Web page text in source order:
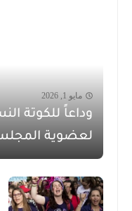
مايو 1, 2026
وداعاً للكوتة
لعضوية